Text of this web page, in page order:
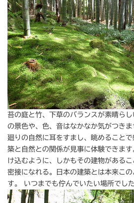
苔の庭と竹、下草のバランスが素晴ら
の景色や、色、音はなかなか気がつき
廻りの自然に耳をすまし、眺めること
築と自然との関係が見事に体験できま
け込むように、しかもその建物がある
密接になれる。日本の建築とは本来こ
す。 いつまでも佇んでいたい場所でした